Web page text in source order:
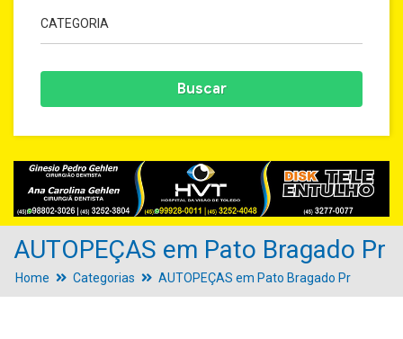
AUTOPEÇAS em Pato Bragado Pr
Home Categorias AUTOPEÇAS em Pato Bragado Pr